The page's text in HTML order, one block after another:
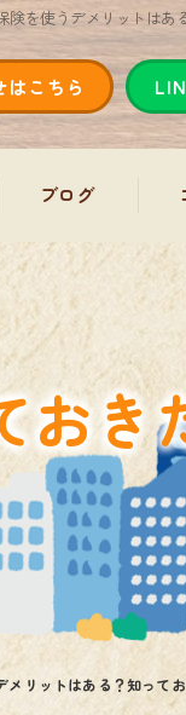
険を使うデメリットはあ
はこちら
ブログ
おき
メリットはある？知って